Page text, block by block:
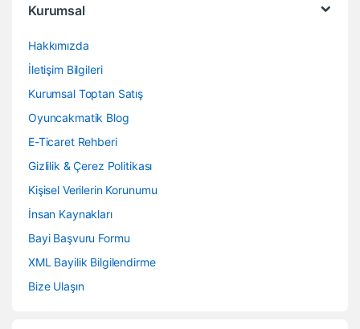
Kurumsal
Hakkımızda
İletişim Bilgileri
Kurumsal Toptan Satış
Oyuncakmatik Blog
E-Ticaret Rehberi
Gizlilik & Çerez Politikası
Kişisel Verilerin Korunumu
İnsan Kaynakları
Bayi Başvuru Formu
XML Bayilik Bilgilendirme
Bize Ulaşın